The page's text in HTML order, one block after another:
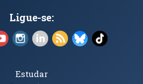
Ligue-se:
(abre em nova janela)
em nova janela)
YouTube (abre em nova janela)
Instagram (abre em nova janela)
LinkedIn (abre em nova
RSS (abre em nova
Bluesky (abre
TikTok
Estudar